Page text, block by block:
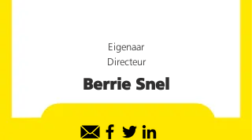
Eigenaar
Directeur
Berrie Snel